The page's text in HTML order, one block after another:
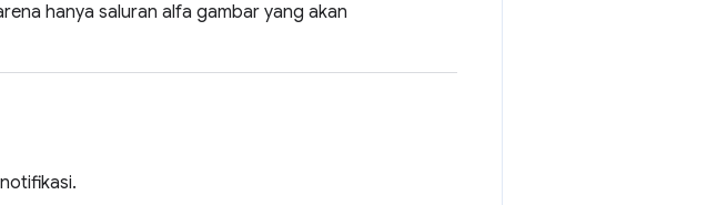
hanya saluran alfa gambar yang akan